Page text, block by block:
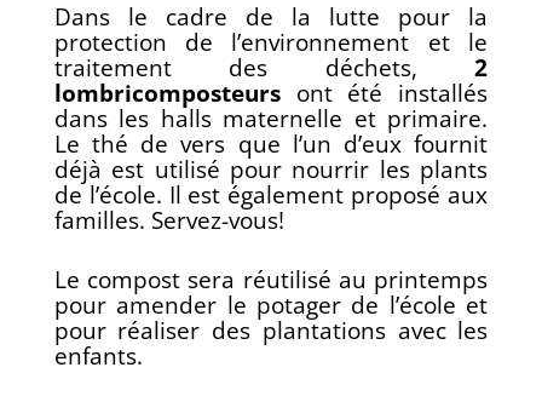
Dans le cadre de la lutte pour la
protection de l’environnement et le
traitement des déchets,2
lombricomposteursont été installés
dans les halls maternelle et primaire.
Le thé de vers que l’un d’eux fournit
déjà est utilisé pour nourrir les plants
de l’école. Il est également proposé aux
familles. Servez-vous!
Le compost sera réutilisé au printemps
pour amender le potager de l’école et
pour réaliser des plantations avec les
enfants.